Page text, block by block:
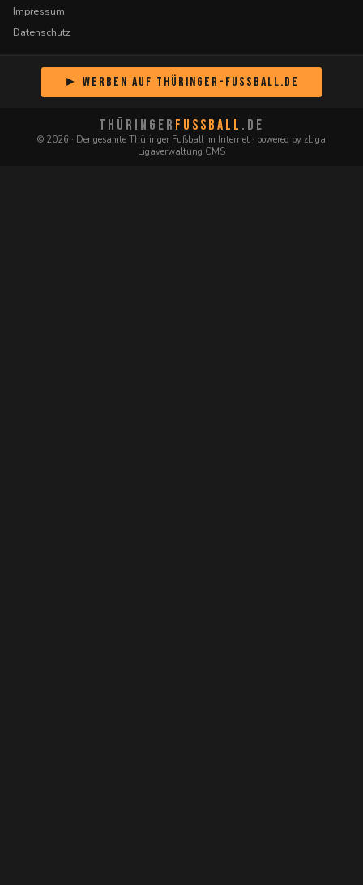
Impressum
Datenschutz
► Werben auf Thüringer-Fussball.de
THÜRINGER FUSSBALL .DE
© 2026 · Der gesamte Thüringer Fußball im Internet · powered by zLiga
Ligaverwaltung CMS